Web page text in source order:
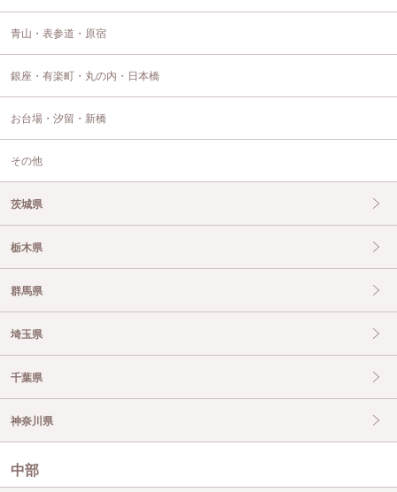
青山・表参道・原宿
銀座・有楽町・丸の内・日本橋
お台場・汐留・新橋
その他
茨城県
栃木県
群馬県
埼玉県
千葉県
神奈川県
中部